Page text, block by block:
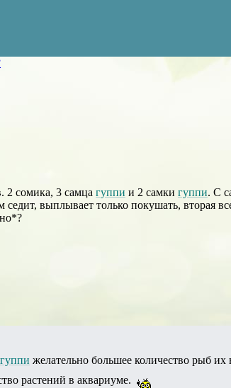
2 сомика, 3 самца гуппи и 2 самки гуппи. С
седит, выплывает только покушать, вторая
гуппи желательно большее количество рыб
растений в аквариуме.